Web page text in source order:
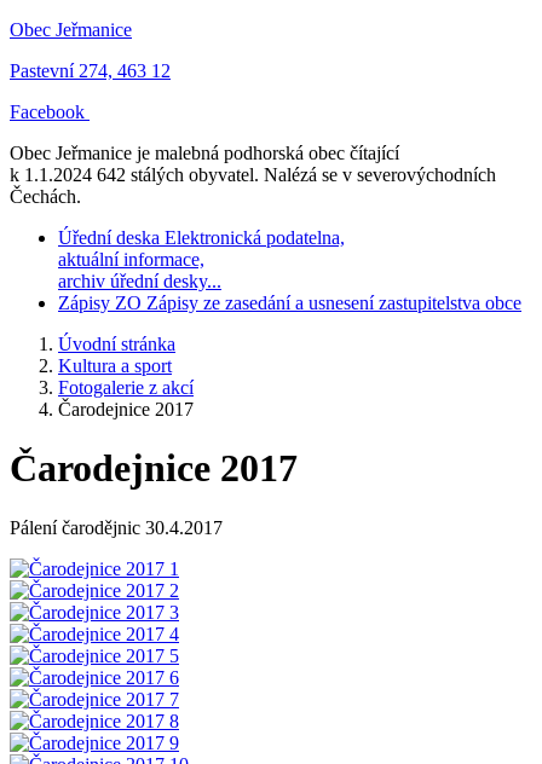
Obec Jeřmanice
Pastevní 274, 463 12
Facebook
Obec Jeřmanice je malebná podhorská obec čítající
k 1.1.2024 642 stálých obyvatel. Nalézá se v severovýchodních
Čechách.
Úřední deska Elektronická podatelna,
aktuální informace,
archiv úřední desky...
Zápisy ZO Zápisy ze zasedání a usnesení zastupitelstva obce
Úvodní stránka
Kultura a sport
Fotogalerie z akcí
Čarodejnice 2017
Čarodejnice 2017
Pálení čarodějnic 30.4.2017